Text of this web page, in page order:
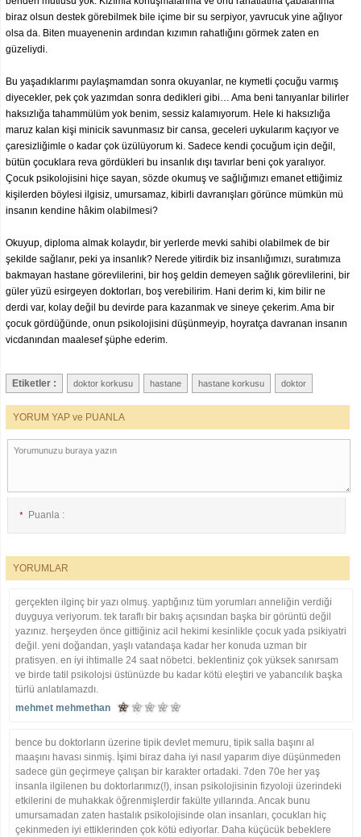
biraz olsun destek görebilmek bile içime bir su serpiyor, yavrucuk yine ağlıyor
olsa da. Biten muayenenin ardından kızımın rahatlığını görmek zaten en
güzeliydi.
Bu yaşadıklarımı paylaşmamdan sonra okuyanlar, ne kıymetli çocuğu varmış
diyecekler, pek çok yazımdan sonra dedikleri gibi… Ama beni tanıyanlar bilirler
haksızlığa tahammülüm yok benim, sessiz kalamıyorum. Hele ki haksızlığa
maruz kalan kişi minicik savunmasız bir cansa, geceleri uykularım kaçıyor ve
çaresizliğimle o kadar çok üzülüyorum ki. Sadece kendi çocuğum için değil,
bütün çocuklara reva gördükleri bu insanlık dışı tavırlar beni çok yaralıyor.
Çocuk psikolojisini hiçe sayan, sözde okumuş ve sağlığımızı emanet ettiğimiz
kişilerden böylesi ilgisiz, umursamaz, kibirli davranışları görünce mümkün mü
insanın kendine hâkim olabilmesi?
Okuyup, diploma almak kolaydır, bir yerlerde mevki sahibi olabilmek de bir
şekilde sağlanır, peki ya insanlık? Nerede yitirdik biz insanlığımızı, suratımıza
bakmayan hastane görevlilerini, bir hoş geldin demeyen sağlık görevlilerini, bir
güler yüzü esirgeyen doktorları, boş verebilirim. Hani derim ki, kim bilir ne
derdi var, kolay değil bu devirde para kazanmak ve sineye çekerim. Ama bir
çocuk gördüğünde, onun psikolojisini düşünmeyip, hoyratça davranan insanın
vicdanından maalesef şüphe ederim.
Etiketler : doktor korkusu hastane hastane korkusu doktor
YORUM YAP ve PUANLA
* Puanla :
* E-posta :
* İsim :
YORUMLAR
gerçekten ilginç bir yazı olmuş. yaptığınız tüm yorumları anneliğin verdiği
duyguya veriyorum. tek taraflı bir bakış açısından başka bir görüntü değil
yazınız. herşeyden önce gittiğiniz acil hekimi kesinlikle çocuk yada psikiyatri
değil. yeni doğandan, yaşlı vatandaşa kadar her konuda uzman bir
pratisyen. en iyi ihtimalle 24 saat nöbetci. beklentiniz çok yüksek sanırsam
ve birde tatil psikolojsi üstünüzde bu kadar kötü eleştiri ve yabancılık başka
türlü anlatılamazdı.
mehmet mehmethan
bence bu doktorların üzerine tipik devlet memuru, tipik salla başını al
maaşını havası sinmiş. İşimi biraz daha iyi nasıl yaparım diye düşünmeden
sadece gün geçirmeye çalışan bir karakter ortadaki. 7den 70e her yaş
insanla ilgilenen bu doktorlarımız(!), insan psikolojisinin fizyoloji üzerindeki
etkilerini de muhakkak öğrenmişlerdir fakülte yıllarında. Ancak bunu
umursamadan zaten hastalık psikolojisinde olan insanları, çocukları hiç
çekinmeden iyi ettiklerinden çok kötü ediyorlar. Daha küçücük bebeklere